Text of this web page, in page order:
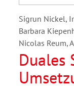
Sigrun Nickel,
Barbara
Nicolas Reum,
Duales